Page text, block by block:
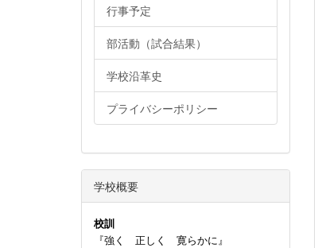
行事予定
部活動（試合結果）
学校沿革史
プライバシーポリシー
学校概要
校訓
『強く 正しく 寛らかに』